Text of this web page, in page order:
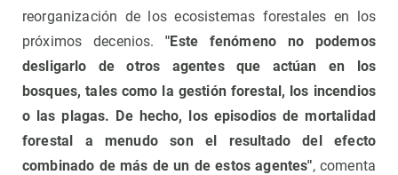
reorganización de los ecosistemas forestales en los
próximos decenios. "Este fenómeno no podemos
desligarlo de otros agentes que actúan en los
bosques, tales como la gestión forestal, los incendios
o las plagas. De hecho, los episodios de mortalidad
forestal a menudo son el resultado del efecto
combinado de más de un de estos agentes", comenta